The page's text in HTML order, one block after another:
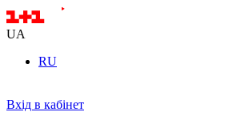
UA
RU
Вхід в кабінет